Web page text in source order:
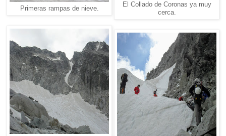
Primeras rampas de nieve.
El Collado de Coronas ya muy
cerca.